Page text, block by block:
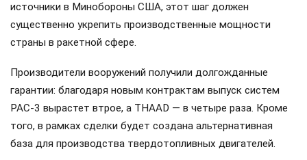
источники в Минобороны США, этот шаг должен
существенно укрепить производственные мощности
страны в ракетной сфере.
Производители вооружений получили долгожданные
гарантии: благодаря новым контрактам выпуск систем
PAC-3 вырастет втрое, а THAAD — в четыре раза. Кроме
того, в рамках сделки будет создана альтернативная
база для производства твердотопливных двигателей.